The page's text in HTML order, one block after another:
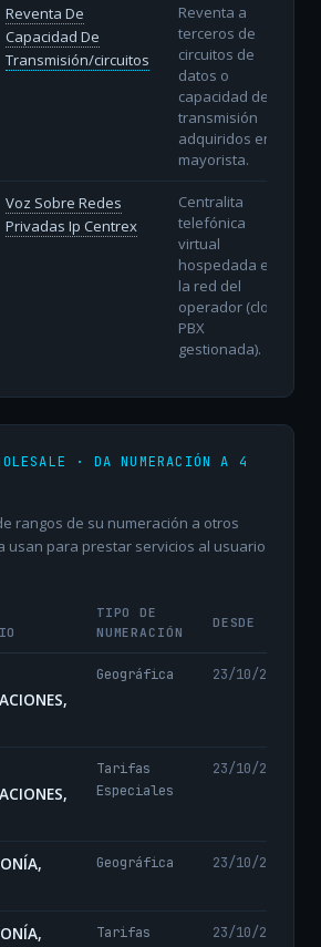
Reventa De
Capacidad De
Transmisión/circuitos
Reventa a
terceros de
circuitos de
datos o
capacidad de
transmisión
adquiridos en
mayorista.
Voz Sobre Redes
Privadas Ip Centrex
Centralita
telefónica
virtual
hospedada en
la red del
operador (cloud
PBX
gestionada).
· DA NUMERACIÓN A 4
rangos de su numeración a otros
usan para prestar servicios al usuario
TIPO DE
NUMERACIÓN
DESDE
Geográfica 23/10/2024
Tarifas
Especiales
23/10/2024
Geográfica 23/10/2024
Tarifas
23/10/2024